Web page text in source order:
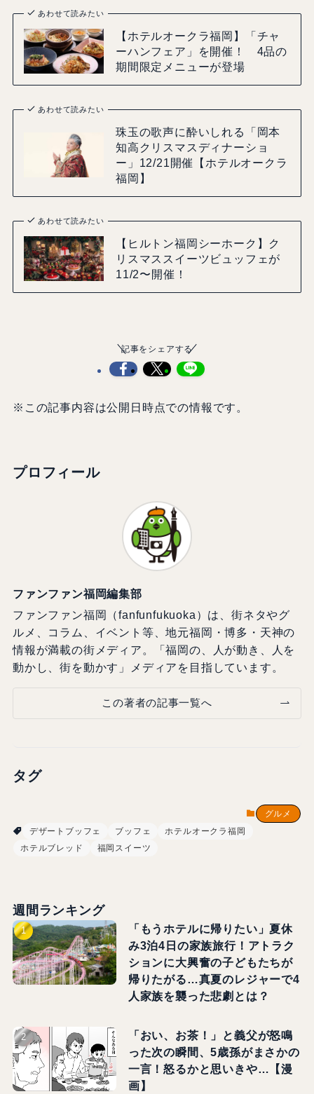
あわせて読みたい
【ホテルオークラ福岡】「チャ
ーハンフェア」を開催！ 4品の
期間限定メニューが登場
あわせて読みたい
珠玉の歌声に酔いしれる「岡本
知高クリスマスディナーショ
ー」12/21開催【ホテルオークラ
福岡】
あわせて読みたい
【ヒルトン福岡シーホーク】ク
リスマススイーツビュッフェが
11/2〜開催！
記事をシェアする
※この記事内容は公開日時点での情報です。
プロフィール
ファンファン福岡編集部
ファンファン福岡（fanfunfukuoka）は、街ネタやグ
ルメ、コラム、イベント等、地元福岡・博多・天神の
情報が満載の街メディア。「福岡の、人が動き、人を
動かし、街を動かす」メディアを目指しています。
この著者の記事一覧へ
タグ
グルメ
デザートブッフェ
ブッフェ
ホテルオークラ福岡
ホテルブレッド
福岡スイーツ
週間ランキング
「もうホテルに帰りたい」夏休
み3泊4日の家族旅行！アトラク
ションに大興奮の子どもたちが
帰りたがる…真夏のレジャーで4
人家族を襲った悲劇とは？
「おい、お茶！」と義父が怒鳴
った次の瞬間、5歳孫がまさかの
一言！怒るかと思いきや…【漫
画】